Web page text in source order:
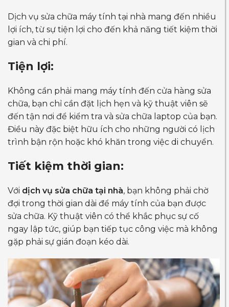
Dịch vụ sửa chữa máy tính tại nhà mang đến nhiều
lợi ích, từ sự tiện lợi cho đến khả năng tiết kiệm thời
gian và chi phí.
Tiện lợi:
Không cần phải mang máy tính đến cửa hàng sửa
chữa, bạn chỉ cần đặt lịch hẹn và kỹ thuật viên sẽ
đến tận nơi để kiểm tra và sửa chữa laptop của bạn.
Điều này đặc biệt hữu ích cho những người có lịch
trình bận rộn hoặc khó khăn trong việc di chuyển.
Tiết kiệm thời gian:
Với dịch vụ sửa chữa tại nhà, bạn không phải chờ
đợi trong thời gian dài để máy tính của bạn được
sửa chữa. Kỹ thuật viên có thể khắc phục sự cố
ngay lập tức, giúp bạn tiếp tục công việc mà không
gặp phải sự gián đoạn kéo dài.